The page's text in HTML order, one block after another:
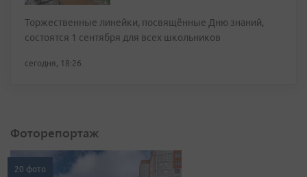
Торжественные линейки, посвящённые Дню знаний,
состоятся 1 сентября для всех школьников
сегодня, 18:26
Фоторепортаж
20 фото